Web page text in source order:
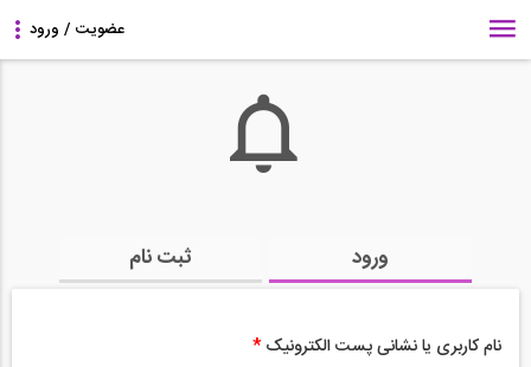
ورود ثبت نام
نام کاربری یا نشانی پست الکترونیک *